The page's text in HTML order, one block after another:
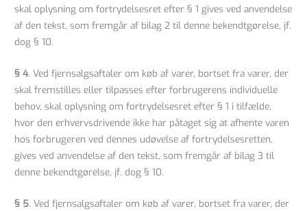
skal oplysning om fortrydelsesret efter § 1 gives ved anvendelse
af den tekst, som fremgår af bilag 2 til denne bekendtgørelse, jf.
dog § 10.
§ 4. Ved fjernsalgsaftaler om køb af varer, bortset fra varer, der
skal fremstilles eller tilpasses efter forbrugerens individuelle
behov, skal oplysning om fortrydelsesret efter § 1 i tilfælde,
hvor den erhvervsdrivende ikke har påtaget sig at afhente varen
hos forbrugeren ved dennes udøvelse af fortrydelsesretten,
gives ved anvendelse af den tekst, som fremgår af bilag 3 til
denne bekendtgørelse, jf. dog § 10.
§ 5. Ved fjernsalgsaftaler om køb af varer, bortset fra varer, der